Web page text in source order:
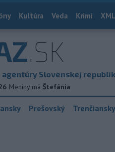
Kultúra Veda Krimi
.SK
Slovenskej
Meniny má Štefánia
Prešovský Trenčiansky